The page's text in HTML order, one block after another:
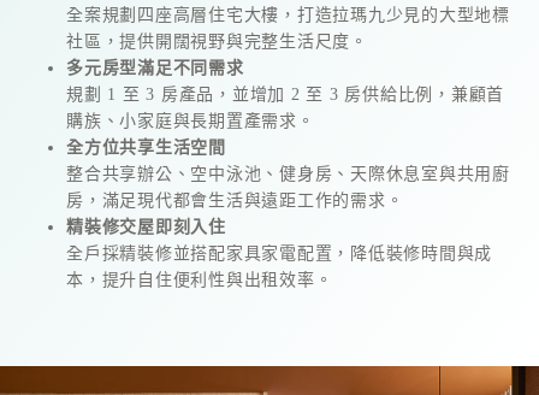
全案規劃四座高層住宅大樓，打造拉瑪九少見的大型地標
社區，提供開闊視野與完整生活尺度。
多元房型滿足不同需求
規劃 1 至 3 房產品，並增加 2 至 3 房供給比例，兼顧首
購族、小家庭與長期置產需求。
全方位共享生活空間
整合共享辦公、空中泳池、健身房、天際休息室與共用廚
房，滿足現代都會生活與遠距工作的需求。
精裝修交屋即刻入住
全戶採精裝修並搭配家具家電配置，降低裝修時間與成
本，提升自住便利性與出租效率。